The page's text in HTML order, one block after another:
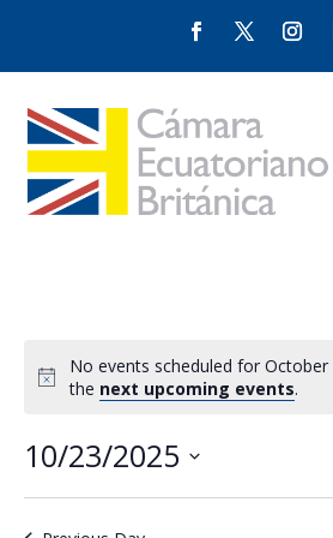
No events scheduled for October
the next upcoming events.
10/23/2025